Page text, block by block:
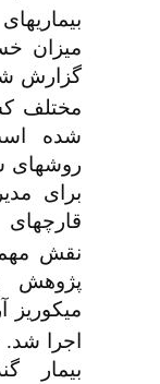
گزارش
مختلف
شده
روشهای
برای
قارچ­های
نقش
پژوهش
میکوریز
اجرا شد.
بیمار